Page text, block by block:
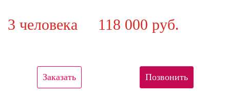
3 человека 118 000 руб.
Заказать Позвонить